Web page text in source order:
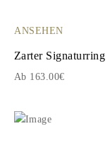
ANSEHEN
Zarter Signaturring
Ab 163.00€